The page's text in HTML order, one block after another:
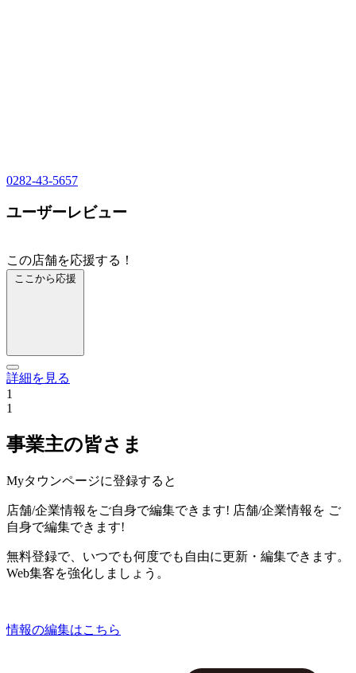
0282-43-5657
ユーザーレビュー
この店舗を応援する！
ここから応援
詳細を見る
1
1
事業主の皆さま
Myタウンページに登録すると
店舗/企業情報をご自身で編集できます! 店舗/企業情報を ご
自身で編集できます!
無料登録で、いつでも何度でも自由に更新・編集できます。
Web集客を強化しましょう。
情報の編集はこちら